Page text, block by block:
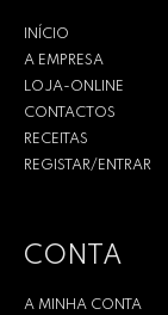
INÍCIO
A EMPRESA
LOJA-ONLINE
CONTACTOS
RECEITAS
REGISTAR/ENTRAR
CONTA
A MINHA CONTA